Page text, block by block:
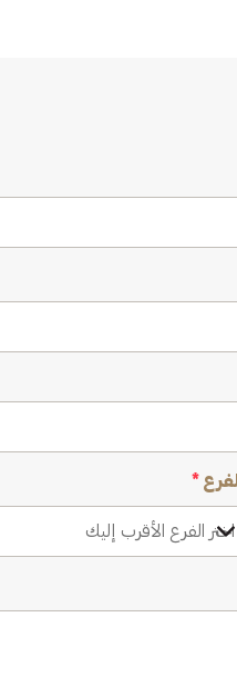
*
اختر الفرع الأقرب إليك